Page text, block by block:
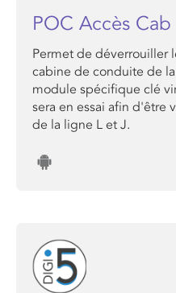
POC Accès Cab
Permet de déverrouiller
cabine de conduite de
module spécifique clé
sera en essai afin d'être
de la ligne L et J.